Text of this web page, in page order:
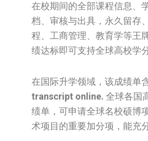
在校期间的全部课程信息、
档、审核与出具，永久留存
程、工商管理、教育学等王
绩达标即可支持全球高校学
在国际升学领域，该成绩单
transcript online. 全球各国
绩单，可申请全球名校硕博
术项目的重要加分项，能充